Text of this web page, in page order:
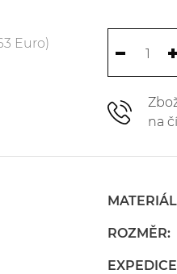
Euro)
na
ROZMĚR: